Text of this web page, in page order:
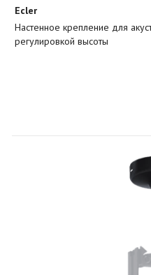
Ecler
Настенное крепление для
регулировкой высоты